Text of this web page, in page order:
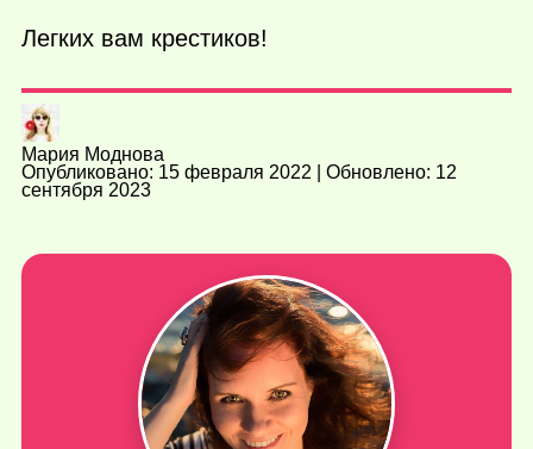
Легких вам крестиков!
Мария Моднова
Опубликовано: 15 февраля 2022 | Обновлено: 12
сентября 2023